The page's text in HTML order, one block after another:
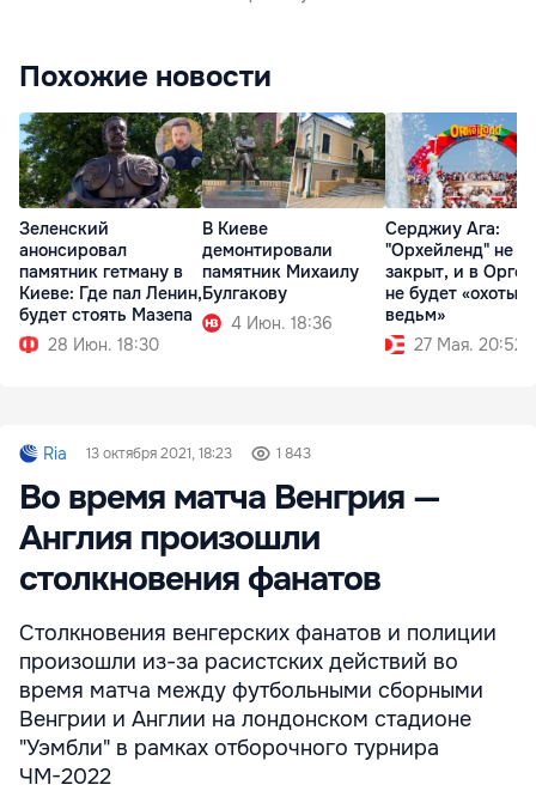
Похожие новости
Зеленский
анонсировал
памятник гетману в
Киеве: Где пал Ленин,
будет стоять Мазепа
28 Июн. 18:30
В Киеве
демонтировали
памятник Михаилу
Булгакову
4 Июн. 18:36
Серджиу Ага:
"Орхейленд" не
закрыт, и в
не будет «охоты
ведьм»
27 Мая. 20:52
Ria 13 октября 2021, 18:23 1 843
Во время матча Венгрия —
Англия произошли
столкновения фанатов
Столкновения венгерских фанатов и полиции
произошли из-за расистских действий во
время матча между футбольными сборными
Венгрии и Англии на лондонском стадионе
"Уэмбли" в рамках отборочного турнира
ЧМ-2022